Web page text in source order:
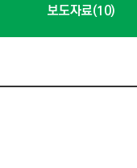
보도자료(10)